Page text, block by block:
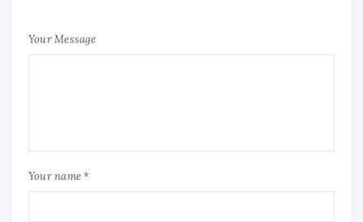
Your Message
Your name *